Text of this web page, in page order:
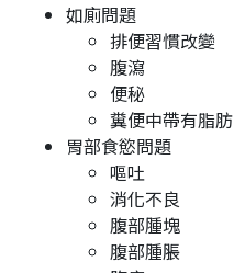
如廁問題
排便習慣改變
腹瀉
便秘
糞便中帶有脂肪
胃部食慾問題
嘔吐
消化不良
腹部腫塊
腹部腫脹